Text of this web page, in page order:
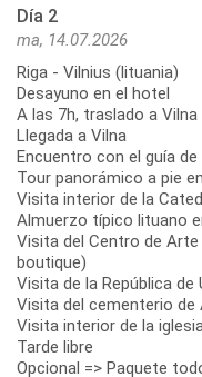
Día 2
ma, 14.07.2026
Riga - Vilnius (lituania)
Desayuno en el hotel
A las 7h, traslado a
Llegada a Vilna
Encuentro con el guía de
Tour panorámico a pie
Visita interior de la
Almuerzo típico lituano
Visita del Centro de
boutique)
Visita de la República de
Visita del cementerio de
Visita interior de la
Tarde libre
Opcional => Paquete